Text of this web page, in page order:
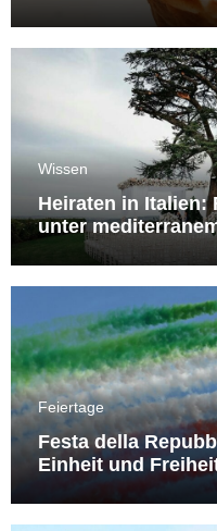
Wissen
Heiraten in Italien:
unter
Feiertage
Festa della
Einheit und